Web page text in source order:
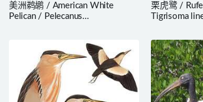
美洲鹈鹕 / American White
Pelican / Pelecanus
栗虎鹭 /
Tigrisoma